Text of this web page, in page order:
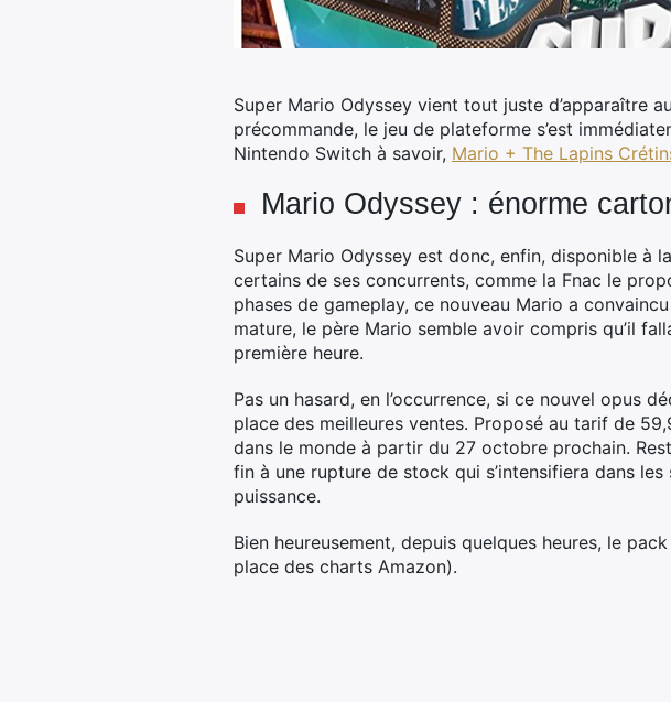
Super Mario Odyssey vient tout juste d’apparaître
précommande, le jeu de plateforme s’est
Nintendo Switch à savoir, Mario + The Lapins
Mario Odyssey : énorme
Super Mario Odyssey est donc, enfin, disponible à
certains de ses concurrents, comme la Fnac le
phases de gameplay, ce nouveau Mario a
mature, le père Mario semble avoir compris qu’il
première heure.
Pas un hasard, en l’occurrence, si ce nouvel opus
place des meilleures ventes. Proposé au tarif de
dans le monde à partir du 27 octobre prochain.
fin à une rupture de stock qui s’intensifiera dans
puissance.
Bien heureusement, depuis quelques heures, le
place des charts Amazon).